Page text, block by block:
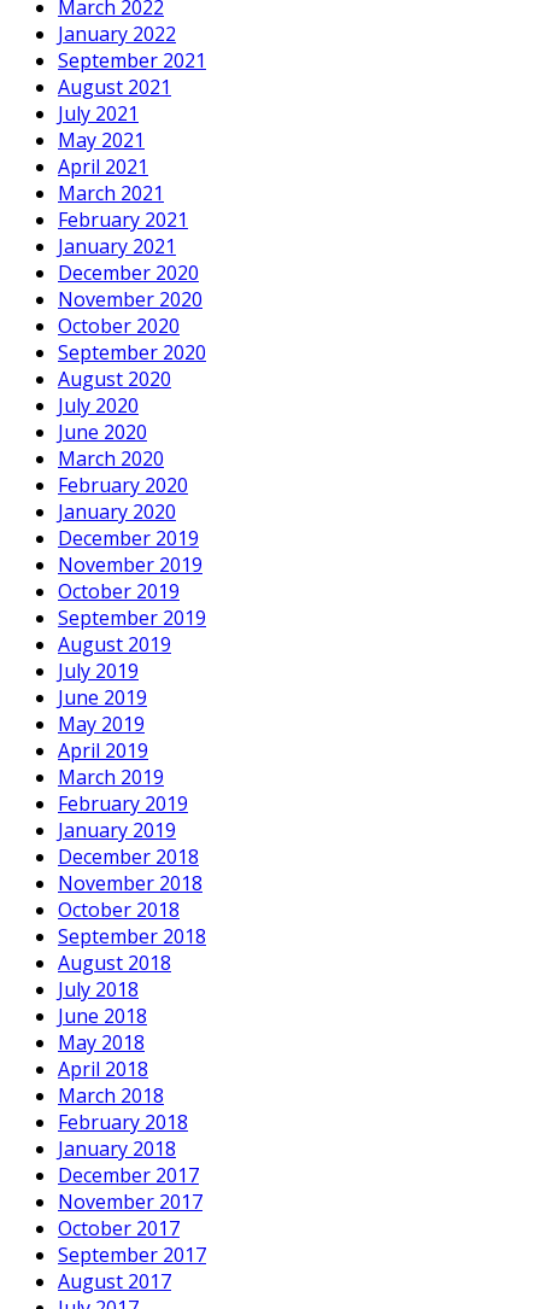
March 2022
January 2022
September 2021
August 2021
July 2021
May 2021
April 2021
March 2021
February 2021
January 2021
December 2020
November 2020
October 2020
September 2020
August 2020
July 2020
June 2020
March 2020
February 2020
January 2020
December 2019
November 2019
October 2019
September 2019
August 2019
July 2019
June 2019
May 2019
April 2019
March 2019
February 2019
January 2019
December 2018
November 2018
October 2018
September 2018
August 2018
July 2018
June 2018
May 2018
April 2018
March 2018
February 2018
January 2018
December 2017
November 2017
October 2017
September 2017
August 2017